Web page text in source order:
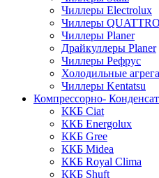
Чиллеры Electrolux
Чиллеры
Чиллеры Planer
Драйкуллеры Planer
Чиллеры Рефрус
Холодильные
Чиллеры Kentatsu
Компрессорно-
ККБ Ciat
ККБ Energolux
ККБ Gree
ККБ Midea
ККБ Royal Clima
ККБ Shuft